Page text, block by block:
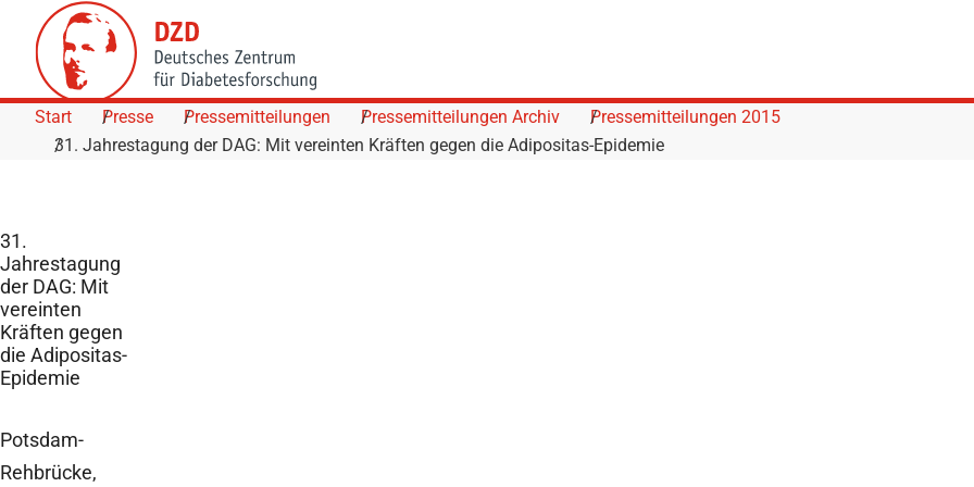
Skip to Content
Start Presse Pressemitteilungen Pressemitteilungen Archiv
Pressemitteilungen 2015
31. Jahrestagung der DAG: Mit vereinten Kräften gegen die Adipositas-Epidemie
31.
Jahrestagung
der DAG: Mit
vereinten
Kräften gegen
die Adipositas-
Epidemie
Potsdam-
Rehbrücke,